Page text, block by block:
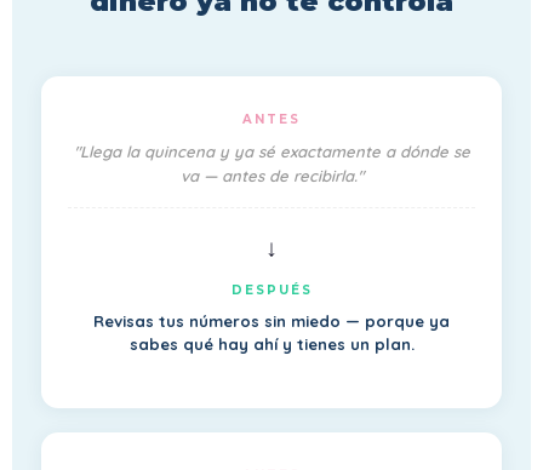
ANTES
"Llega la quincena y ya sé exactamente a dónde se
va — antes de recibirla."
↓
DESPUÉS
Revisas tus números sin miedo — porque ya
sabes qué hay ahí y tienes un plan.